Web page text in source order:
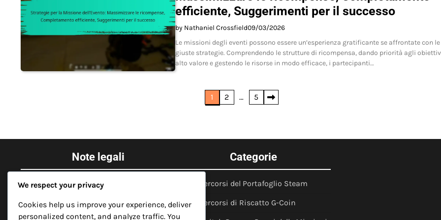
efficiente, Suggerimenti per il successo
by Nathaniel Crossfield09/03/2026
Le missioni degli eventi possono essere un’esperienza gratificante se affrontate con le
giuste strategie. Comprendendo le strutture di ricompensa, dando priorità agli
alto valore e gestendo le risorse in modo efficace, i partecipanti…
1 2 … 5
Note legali
La tua privacy
Chi siamo
Categorie
Percorsi del Portafoglio Steam
Percorsi di Riscatto G-Coin
We respect your privacy
Cookies help us improve your experience, deliver
personalized content, and analyze traffic. You